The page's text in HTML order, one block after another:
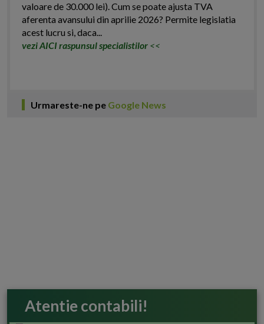
valoare de 30.000 lei). Cum se poate ajusta TVA
aferenta avansului din aprilie 2026? Permite legislatia
acest lucru si, daca...
vezi AICI raspunsul specialistilor <<
Urmareste-ne pe Google News
Atentie contabili!